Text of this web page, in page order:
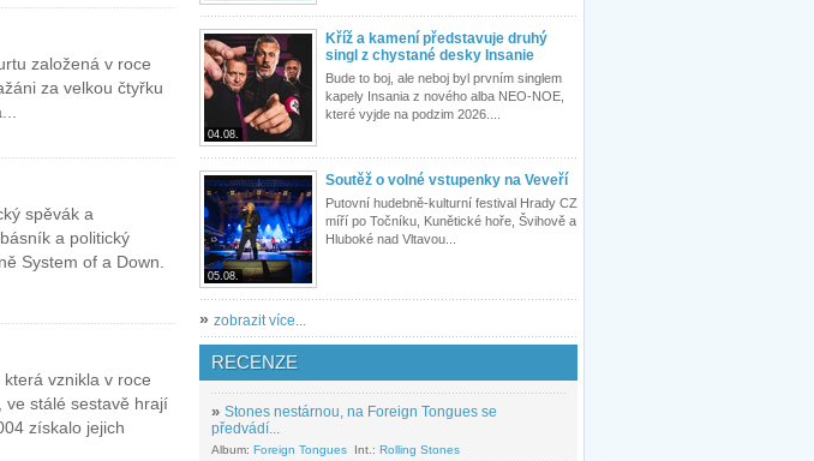
založená v roce
za velkou čtyřku
spěvák a
a politický
System of a Down.
vznikla v roce
stálé sestavě hrají
získalo jejich
04.08.
Kříž a kamení představuje druhý
singl z chystané desky Insanie
Bude to boj, ale neboj byl prvním singlem
kapely Insania z nového alba NEO-NOE,
které vyjde na podzim 2026....
05.08.
Soutěž o volné vstupenky na Veveří
Putovní hudebně-kulturní festival Hrady CZ
míří po Točníku, Kunětické hoře, Švihově a
Hluboké nad Vltavou...
» zobrazit více...
RECENZE
» Stones nestárnou, na Foreign Tongues se
předvádí...
Album: Foreign Tongues Int.: Rolling Stones